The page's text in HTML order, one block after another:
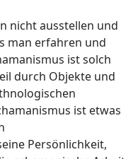
nicht ausstellen und
man erfahren und
ist solch
durch Objekte und
ist etwas
Persönlichkeit,